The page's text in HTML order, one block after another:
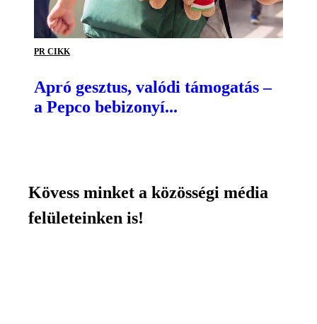
PR CIKK
Apró gesztus, valódi támogatás –
a Pepco bebizonyí...
Kövess minket a közösségi média
felületeinken is!